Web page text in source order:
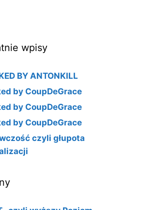
wpisy
BY ANTONKILL
by CoupDeGrace
by CoupDeGrace
by CoupDeGrace
czyli głupota